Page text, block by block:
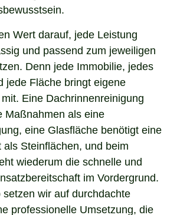
Wert darauf, jede Leistung
und passend zum jeweiligen
Denn jede Immobilie, jedes
jede Fläche bringt eigene
Eine Dachrinnenreinigung
Maßnahmen als eine
eine Glasfläche benötigt eine
als Steinflächen, und beim
wiederum die schnelle und
im Vordergrund.
setzen wir auf durchdachte
professionelle Umsetzung, die